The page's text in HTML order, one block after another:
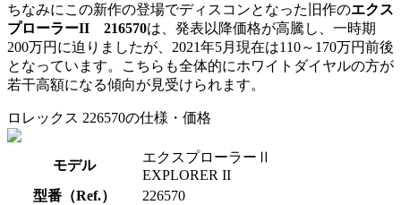
ちなみにこの新作の登場でディスコンとなった旧作のエクス
プローラーII 216570は、発表以降価格が高騰し、一時期
200万円に迫りましたが、2021年5月現在は110～170万円前後
となっています。こちらも全体的にホワイトダイヤルの方が
若干高額になる傾向が見受けられます。
ロレックス 226570の仕様・価格
モデル
エクスプローラーⅡ
EXPLORER II
型番（Ref.）
226570